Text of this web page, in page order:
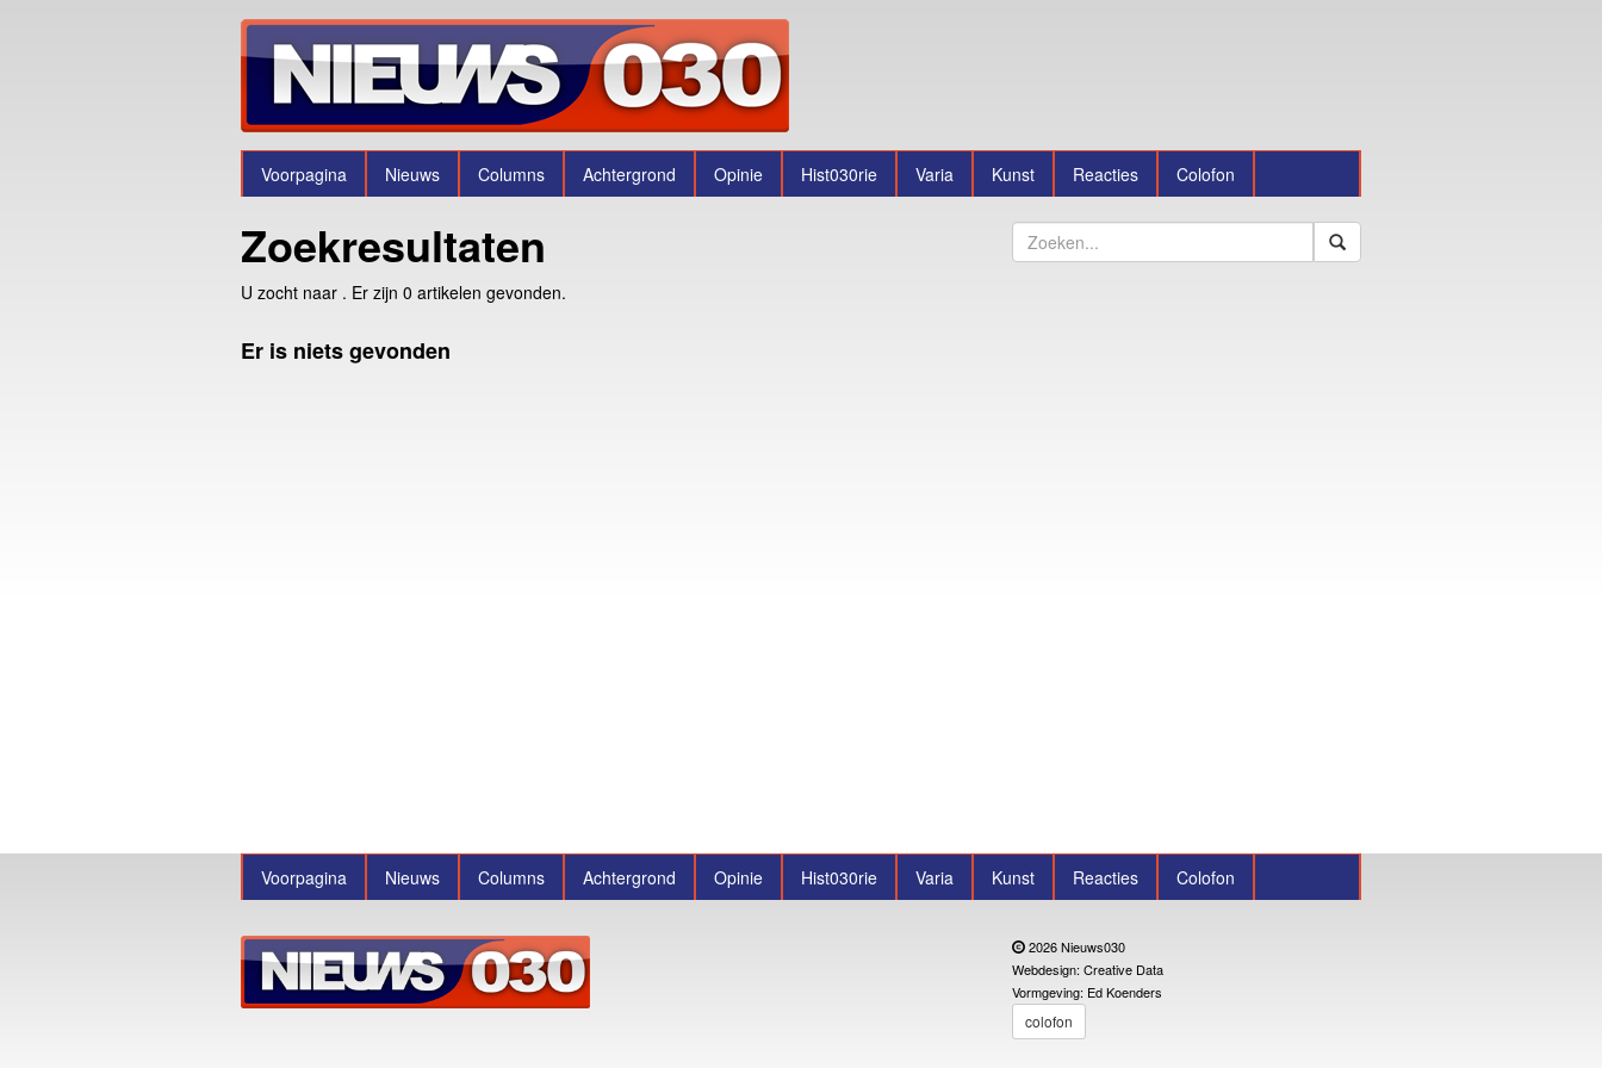
Voorpagina Nieuws Columns Achtergrond Opinie Hist030rie Varia Kunst Reacties Colofon
Zoekresultaten
U zocht naar . Er zijn 0 artikelen gevonden.
Er is niets gevonden
Voorpagina Nieuws Columns Achtergrond Opinie Hist030rie Varia Kunst Reacties Colofon
2026 Nieuws030
Webdesign: Creative Data
Vormgeving: Ed Koenders
colofon